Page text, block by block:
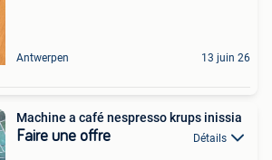
Antwerpen 13 juin 26
Machine a café nespresso krups inissia
Faire une offre Détails